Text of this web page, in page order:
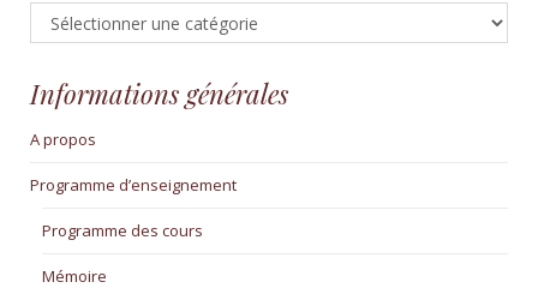
Actualités
Informations générales
A propos
Programme d’enseignement
Programme des cours
Mémoire